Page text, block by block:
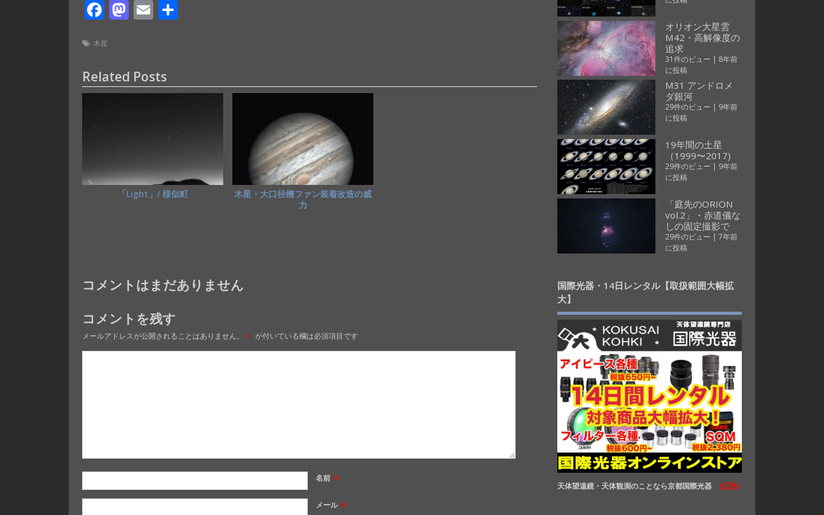
F
e
b
o
M
d
o
E
l
木星
Related Posts
「Light」/ 様似町
木星・大口径機ファン装着改造の威
力
コメントはまだありません
コメントを残す
メールアドレスが公開されることはありません。 ※ が付いている欄は必須項目です
名前 ※
メール※
オリオン大星雲
M42・高解像度の
追求
31件のビュー | 8年前
に投稿
M31 アンドロメ
ダ銀河
29件のビュー | 9年前
に投稿
19年間の土星
（1999〜2017)
29件のビュー | 9年前
に投稿
「庭先のORION
vol.2」・赤道儀な
しの固定撮影で
29件のビュー | 7年前
に投稿
国際光器・14日レンタル【取扱範囲大幅拡
大】
天体望遠鏡・天体観測のことなら京都国際光器 (広告)